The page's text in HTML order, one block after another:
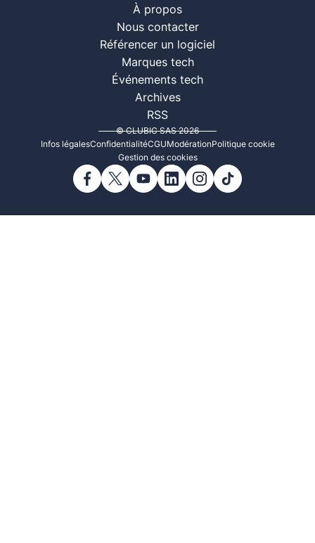
À propos
Nous contacter
Référencer un logiciel
Marques tech
Événements tech
Archives
RSS
© CLUBIC SAS 2026
Infos légalesConfidentialitéCGUModérationPolitique cookie
Gestion des cookies